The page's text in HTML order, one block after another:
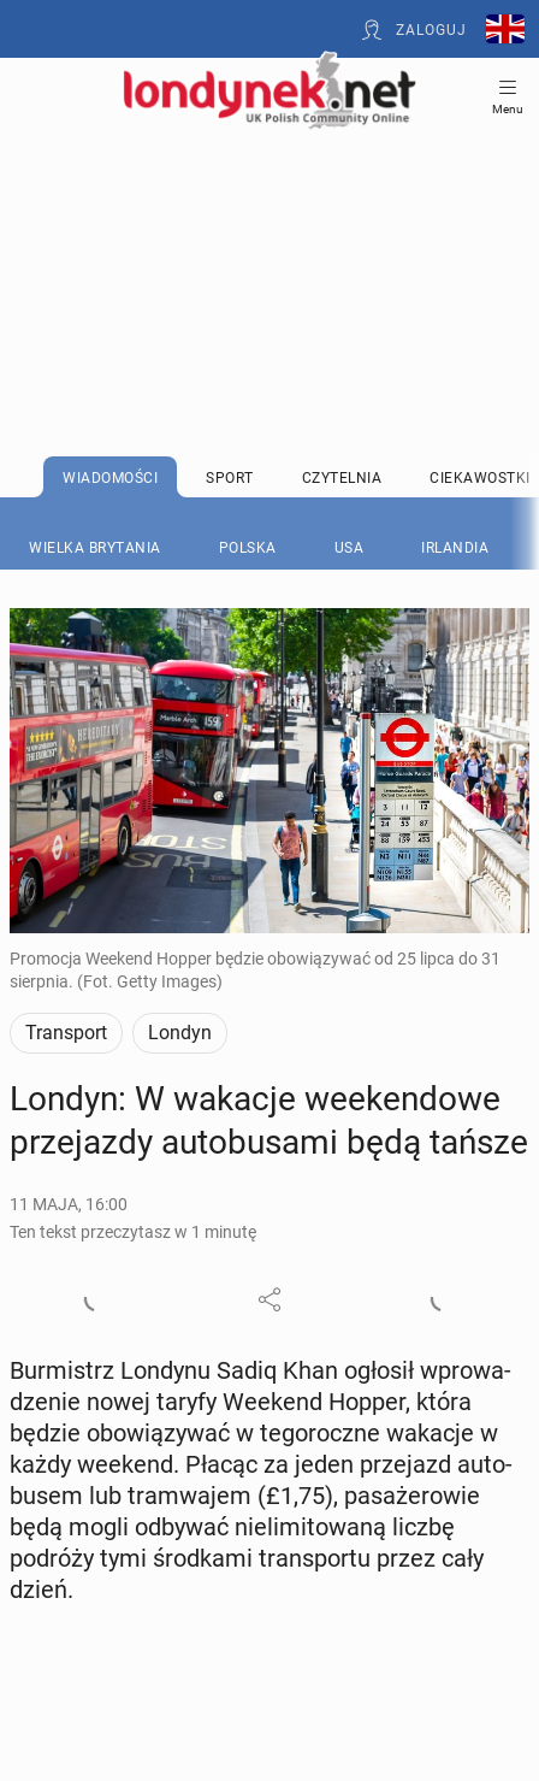
ZALOGUJ
Menu
WIADOMOŚCI SPORT CZYTELNIA CIEKAWOSTKI
WIELKA BRYTANIA POLSKA USA IRLANDIA
Promocja Weekend Hopper będzie obowiązywać od 25 lipca do 31
sierpnia. (Fot. Getty Images)
Transport Londyn
Londyn: W wakacje week­en­do­we
prze­jaz­dy au­to­bu­sa­mi będą tańsze
11 MAJA, 16:00
Ten tekst przeczytasz w 1 minutę
Bur­mistrz Londynu Sadiq Khan ogłosił wpro­wa­
dze­nie nowej taryfy Weekend Hopper, która
będzie obo­wią­zy­wać w te­go­rocz­ne wakacje w
każdy weekend. Płacąc za jeden prze­jazd au­to­
bu­sem lub tram­wa­jem (£1,75), pa­sa­że­ro­wie
będą mogli odbywać nie­li­mi­to­wa­ną liczbę
podróży tymi środ­ka­mi trans­por­tu przez cały
dzień.